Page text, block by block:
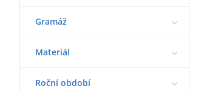
Gramáž
Materiál
Roční období